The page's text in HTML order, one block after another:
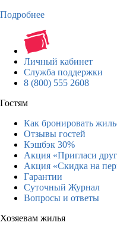
Подробнее
Личный кабинет
Служба поддержки
8 (800) 555 2608
Гостям
Как бронировать
Отзывы гостей
Кэшбэк 30%
Акция «Пригласи
Акция «Скидка на
Гарантии
Суточный Журнал
Вопросы и ответы
Хозяевам жилья